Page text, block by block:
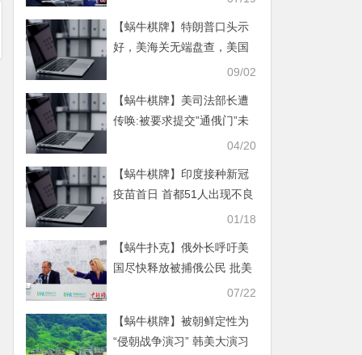
【蜗牛棋牌】特朗普口头示
好，美海关无端盘查，美国
频繁“变脸”令中国留学生不
09/02
【蜗牛棋牌】美司法部长遭
传唤:被要求提交”通俄门”未
04/20
【蜗牛棋牌】印度接种新冠
疫苗首日 首都51人出现不良
01/18
【蜗牛扑克】俄外长呼吁美
国尽快释放被捕俄公民 批美
07/22
【蜗牛棋牌】被朝鲜定性为
“侵朝战争演习” 韩美大演习